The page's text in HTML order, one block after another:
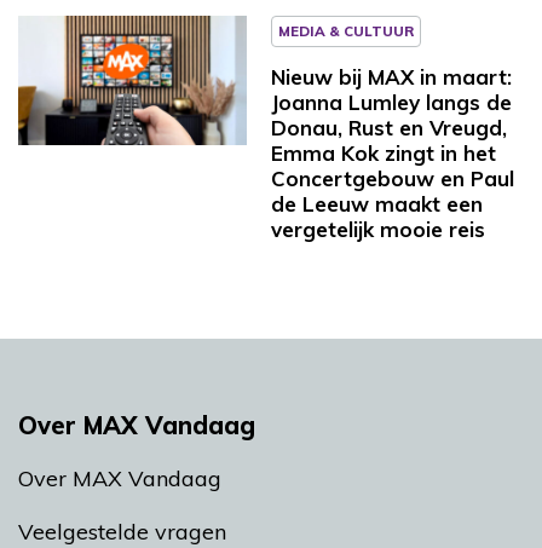
MEDIA & CULTUUR
Nieuw bij MAX in maart:
Joanna Lumley langs de
Donau, Rust en Vreugd,
Emma Kok zingt in het
Concertgebouw en Paul
de Leeuw maakt een
vergetelijk mooie reis
Over MAX Vandaag
Over MAX Vandaag
Veelgestelde vragen